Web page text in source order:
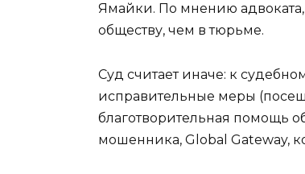
Ямайки. По мнению
обществу, чем в тюрьме.
Суд считает иначе: к
исправительные меры
благотворительная помощь
мошенника, Global Gateway,